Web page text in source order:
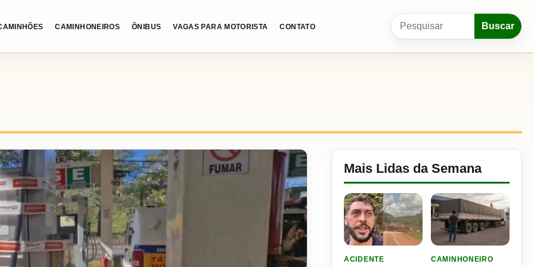
CAMINHONEIROS ÔNIBUS VAGAS PARA MOTORISTA CONTATO
Pesquisar por:
Buscar
Mais Lidas da Semana
ACIDENTE
CAMINHONEIRO